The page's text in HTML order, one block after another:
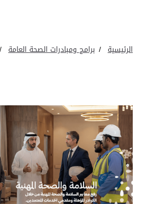
الرئيسية برامج ومبادرات الصحة العامة